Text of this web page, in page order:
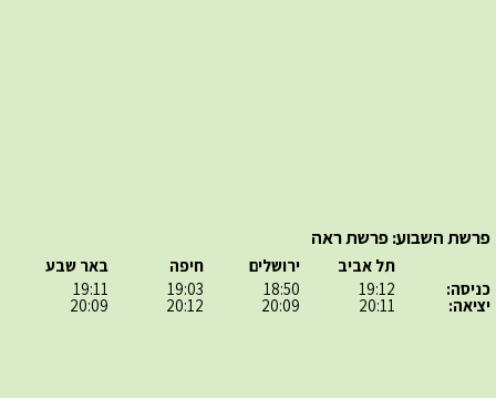
פרשת השבוע: פרשת ראה
כניסה:
יציאה:
תל אביב
19:12
20:11
ירושלים
18:50
20:09
חיפה
19:03
20:12
באר שבע
19:11
20:09